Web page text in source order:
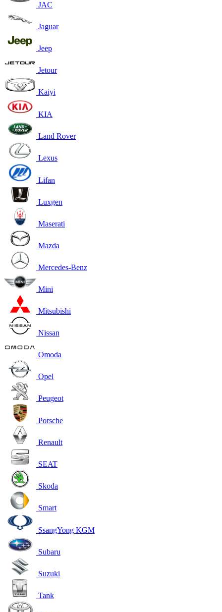
JAC
Jaguar
Jeep
Jetour
Kaiyi
KIA
Land Rover
Lexus
Lifan
Luxgen
Maserati
Mazda
Mercedes-Benz
Mini
Mitsubishi
Nissan
Omoda
Opel
Peugeot
Porsche
Renault
SEAT
Skoda
Smart
SsangYong KGM
Subaru
Suzuki
Tank